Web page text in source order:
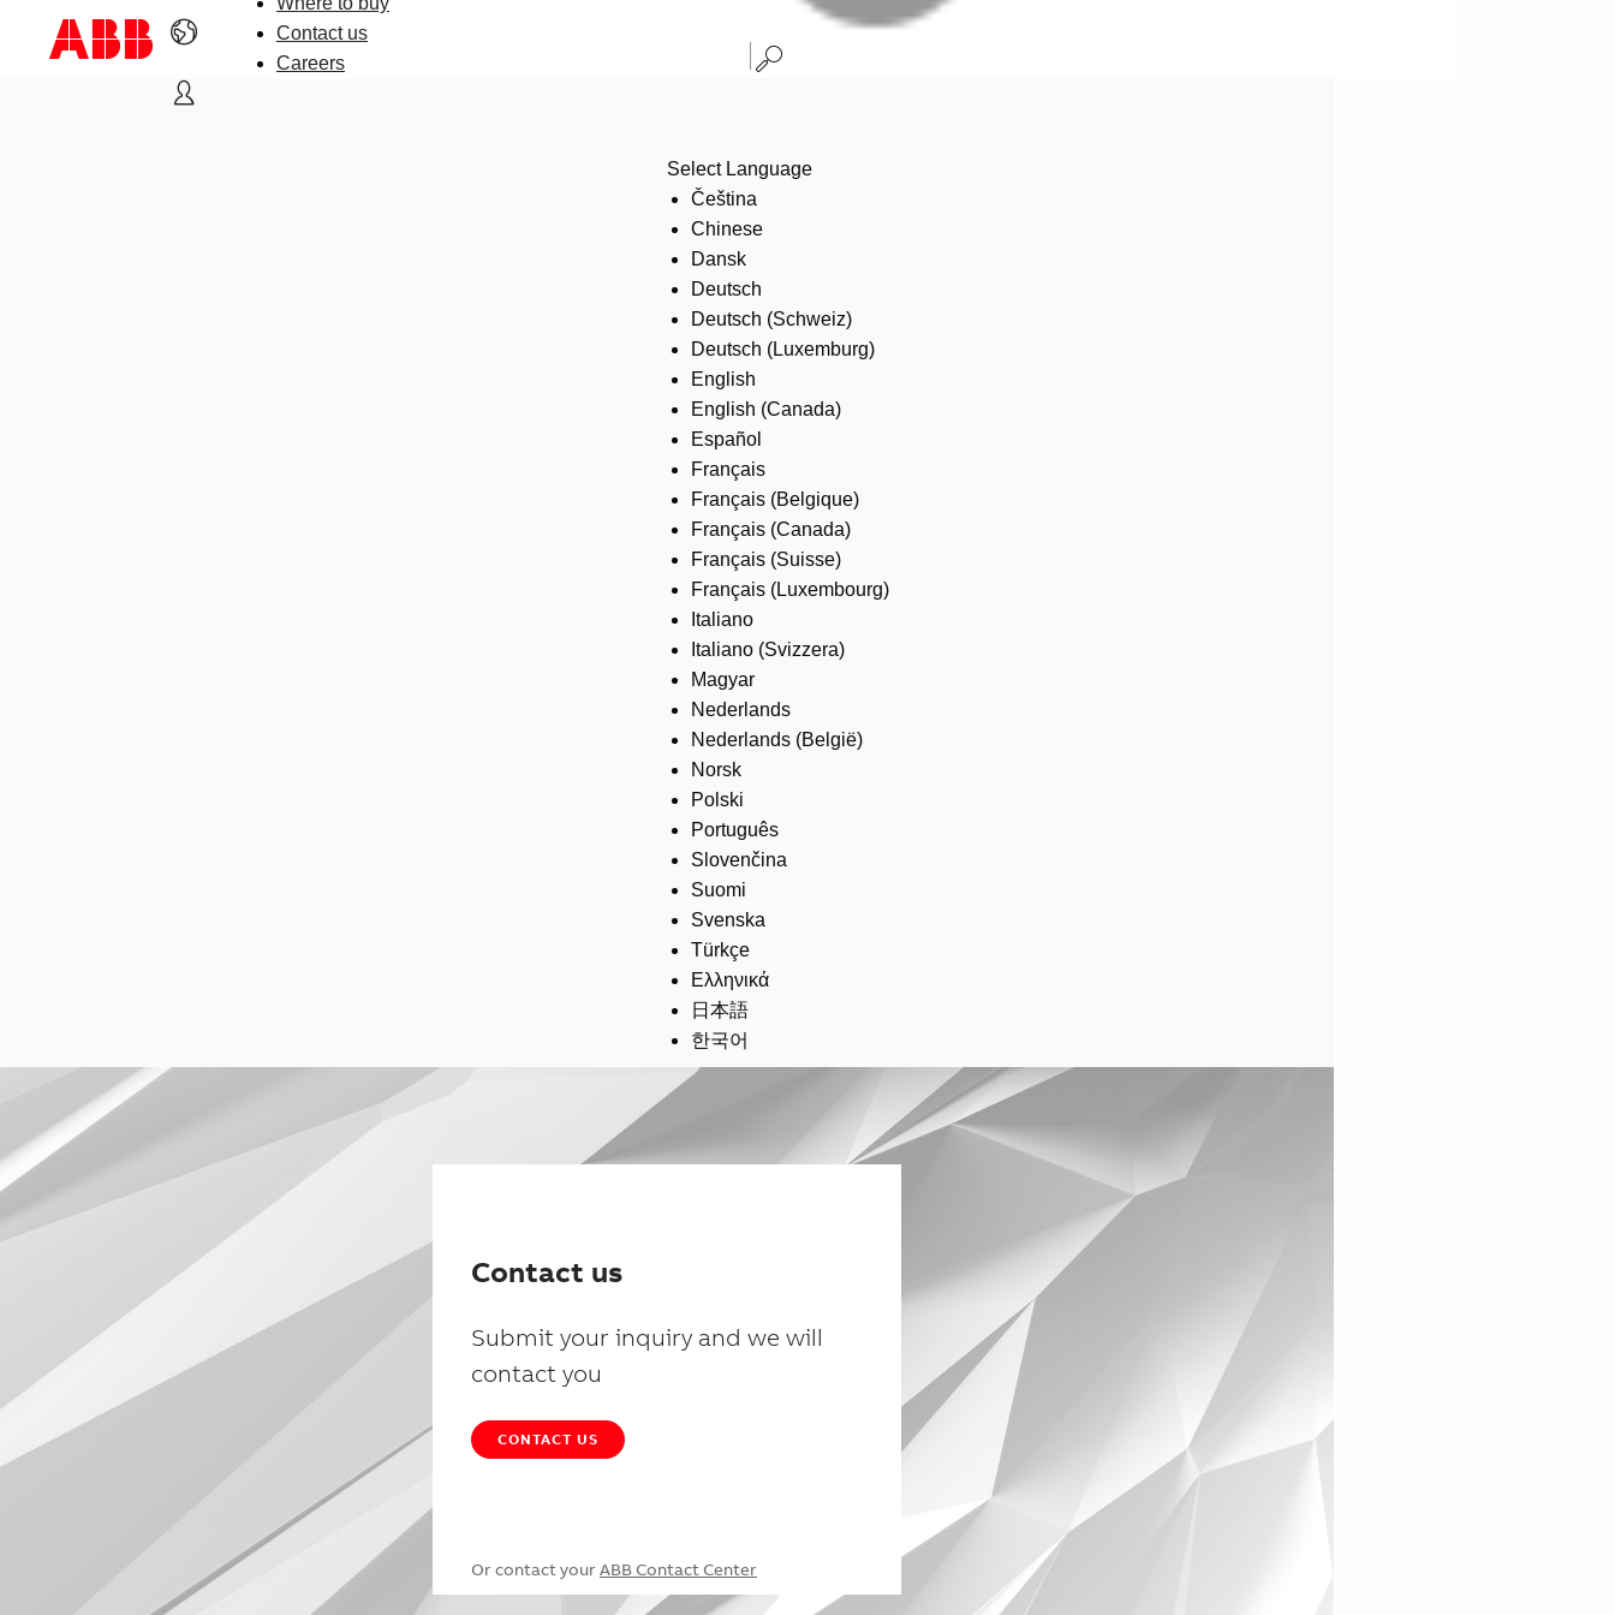
Contact us
Careers
Select Language
Čeština
Chinese
Dansk
Deutsch
Deutsch (Schweiz)
Deutsch (Luxemburg)
English
English (Canada)
Español
Français
Français (Belgique)
Français (Canada)
Français (Suisse)
Français (Luxembourg)
Italiano
Italiano (Svizzera)
Magyar
Nederlands
Nederlands (België)
Norsk
Polski
Português
Slovenčina
Suomi
Svenska
Türkçe
Ελληνικά
日本語
한국어
Contact us
Submit your inquiry and we will
contact you
CONTACT US
Or contact your ABB Contact Center